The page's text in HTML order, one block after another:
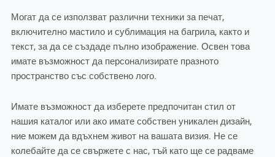
Могат да се използват различни техники за печат,
включително мастило и сублимация на багрила, както и
текст, за да се създаде пълно изображение. Освен това
имате възможност да персонализирате празното
пространство със собствено лого.
Имате възможност да изберете предпочитан стил от
нашия каталог или ако имате собствен уникален дизайн,
ние можем да вдъхнем живот на вашата визия. Не се
колебайте да се свържете с нас, тъй като ще се радваме